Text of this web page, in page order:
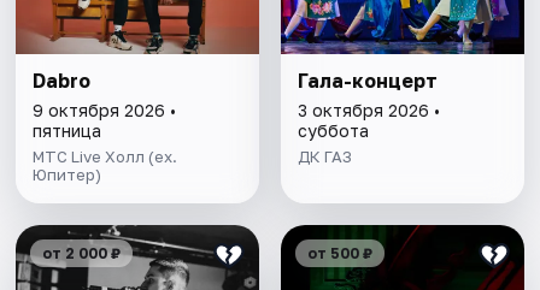
Dabro
9 октября 2026 •
пятница
МТС Live Холл (ex.
Юпитер)
Гала-концерт
3 октября 2026 •
суббота
ДК ГАЗ
от 2 000 ₽ от 500 ₽